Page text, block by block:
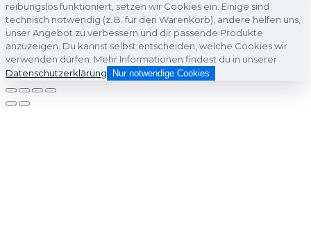
reibungslos funktioniert, setzen wir Cookies ein. Einige sind
technisch notwendig (z. B. für den Warenkorb), andere helfen uns,
unser Angebot zu verbessern und dir passende Produkte
anzuzeigen. Du kannst selbst entscheiden, welche Cookies wir
verwenden dürfen. Mehr Informationen findest du in unserer
Datenschutzerklärung
Nur notwendige Cookies